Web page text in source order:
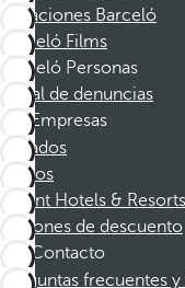
Vacaciones Barceló
Barceló Films
Barceló Personas
Canal de denuncias
Empresas
Afiliados
Socios
Dorint Hotels & Resorts
Cupones de descuento
Contacto
Preguntas frecuentes